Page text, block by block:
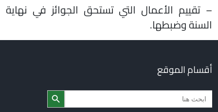
– تقييم الأعمال التي تستحق الجوائز في نهاية
السنة وضبطها.
أقسام الموقع
Search
Search Button